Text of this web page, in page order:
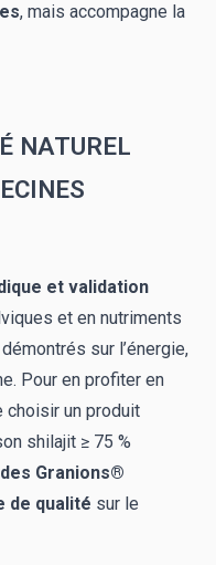
, mais accompagne la
NATUREL
et validation
et en nutriments
sur l’énergie,
Pour en profiter en
un produit
shilajit ≥ 75 %
Granions®
de qualité sur le